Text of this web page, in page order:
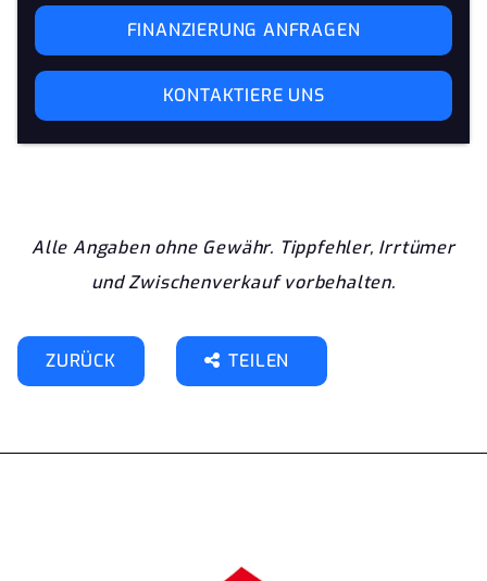
FINANZIERUNG ANFRAGEN
KONTAKTIERE UNS
Alle Angaben ohne Gewähr. Tippfehler, Irrtümer
und Zwischenverkauf vorbehalten.
ZURÜCK TEILEN